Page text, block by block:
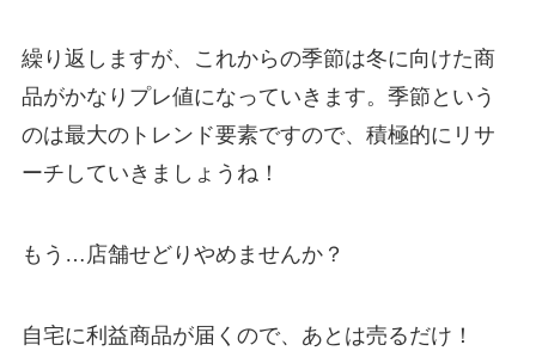
繰り返しますが、これからの季節は冬に向けた商
品がかなりプレ値になっていきます。季節という
のは最大のトレンド要素ですので、積極的にリサ
ーチしていきましょうね！
もう…店舗せどりやめませんか？
自宅に利益商品が届くので、あとは売るだけ！